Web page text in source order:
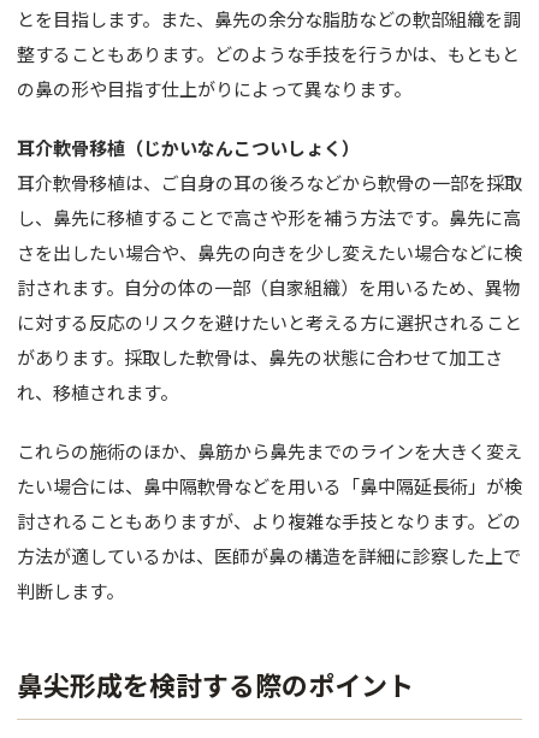
とを目指します。また、鼻先の余分な脂肪などの軟部組織を調
整することもあります。どのような手技を行うかは、もともと
の鼻の形や目指す仕上がりによって異なります。
耳介軟骨移植（じかいなんこついしょく）
耳介軟骨移植は、ご自身の耳の後ろなどから軟骨の一部を採取
し、鼻先に移植することで高さや形を補う方法です。鼻先に高
さを出したい場合や、鼻先の向きを少し変えたい場合などに検
討されます。自分の体の一部（自家組織）を用いるため、異物
に対する反応のリスクを避けたいと考える方に選択されること
があります。採取した軟骨は、鼻先の状態に合わせて加工さ
れ、移植されます。
これらの施術のほか、鼻筋から鼻先までのラインを大きく変え
たい場合には、鼻中隔軟骨などを用いる「鼻中隔延長術」が検
討されることもありますが、より複雑な手技となります。どの
方法が適しているかは、医師が鼻の構造を詳細に診察した上で
判断します。
鼻尖形成を検討する際のポイント